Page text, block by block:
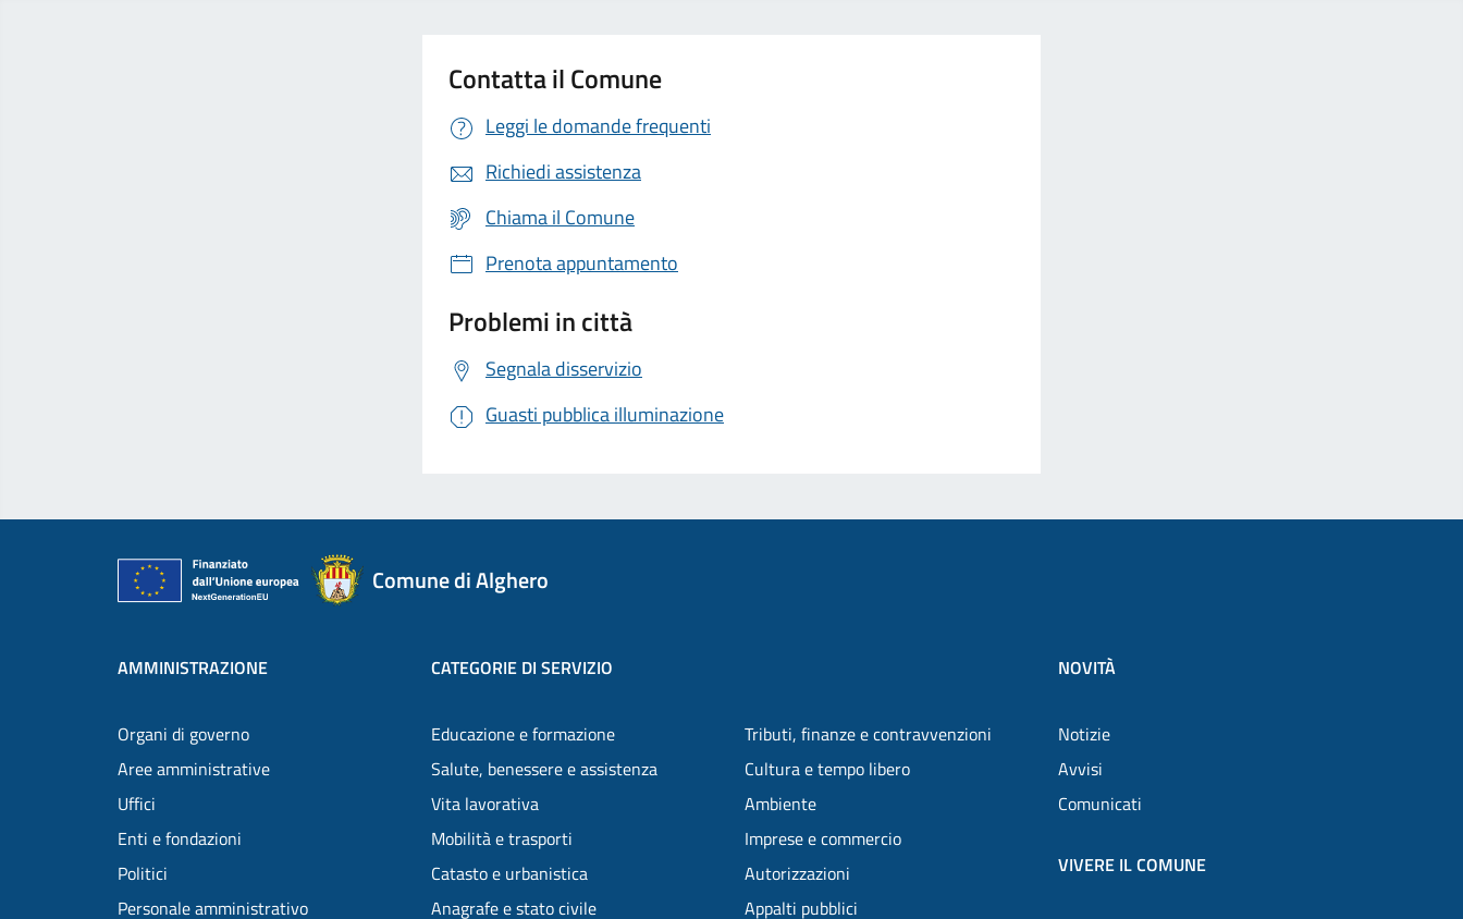
Contatta il Comune
Leggi le domande frequenti
Richiedi assistenza
Chiama il Comune
Prenota appuntamento
Problemi in città
Segnala disservizio
Guasti pubblica illuminazione
Comune di Alghero
AMMINISTRAZIONE
Organi di governo
Aree amministrative
Uffici
Enti e fondazioni
Politici
Personale amministrativo
CATEGORIE DI SERVIZIO
Educazione e formazione
Salute, benessere e assistenza
Vita lavorativa
Mobilità e trasporti
Catasto e urbanistica
Anagrafe e stato civile
Tributi, finanze e contravvenzioni
Cultura e tempo libero
Ambiente
Imprese e commercio
Autorizzazioni
Appalti pubblici
NOVITÀ
Notizie
Avvisi
Comunicati
VIVERE IL COMUNE